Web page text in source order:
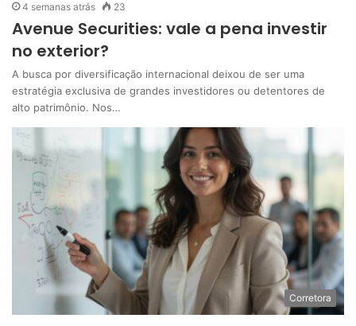
4 semanas atrás 23
Avenue Securities: vale a pena investir
no exterior?
A busca por diversificação internacional deixou de ser uma
estratégia exclusiva de grandes investidores ou detentores de
alto patrimônio. Nos…
Corretora